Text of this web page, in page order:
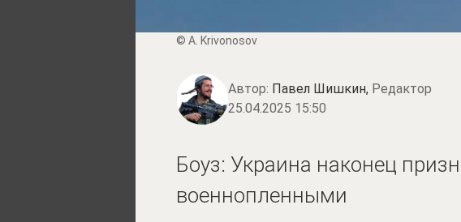
© A. Krivonosov
Автор: Павел Шишкин, Редактор
25.04.2025 15:50
Боуз: Украина наконец
военнопленными